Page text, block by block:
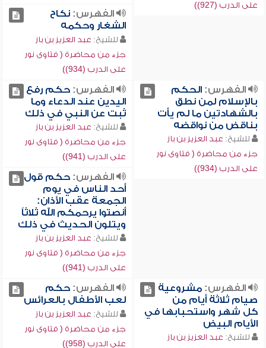
على الدرب (927))
الفهرس:نكاح
الشغار وحكمه
للشيخ: عبد العزيز بن باز
جزء من محاضرة ( فتاوى نور
على الدرب (934))
الفهرس:الحكم
بالإسلام لمن نطق
بالشهادتين ما لم يأت
بناقض من نواقضه
للشيخ: عبد العزيز بن باز
جزء من محاضرة ( فتاوى نور
على الدرب (934))
الفهرس:حكم رفع
اليدين عند الدعاء وما
ثبت عن النبي في ذلك
للشيخ: عبد العزيز بن باز
جزء من محاضرة ( فتاوى نور
على الدرب (941))
الفهرس:حكم قول
أحد الناس في يوم
الجمعة عقب الأذان:
أنصتوا يرحمكم الله ثلاثاً
ويتلون الحديث في ذلك
للشيخ: عبد العزيز بن باز
جزء من محاضرة ( فتاوى نور
على الدرب (941))
الفهرس:مشروعية
صيام ثلاثة أيام من
كل شهر واستحبابها في
الأيام البيض
للشيخ: عبد العزيز بن باز
الفهرس:حكم
لعب الأطفال بالعرائس
للشيخ: عبد العزيز بن باز
جزء من محاضرة ( فتاوى نور
على الدرب (958))